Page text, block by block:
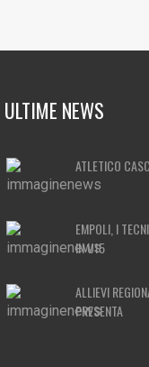
ULTIME NEWS
ATLETICO
EMPOLI, I
IN U15
ALLIEVI
PRESENTA